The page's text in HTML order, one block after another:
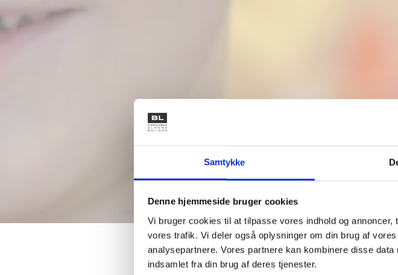
Samtykke
Denne hjemmeside bruger cookies
Vi bruger cookies til at tilpasse vores indhold og
vores trafik. Vi deler også oplysninger om din brug af
analysepartnere. Vores partnere kan kombinere disse
indsamlet fra din brug af deres tjenester.